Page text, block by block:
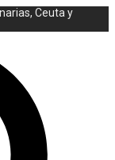
Ceuta y